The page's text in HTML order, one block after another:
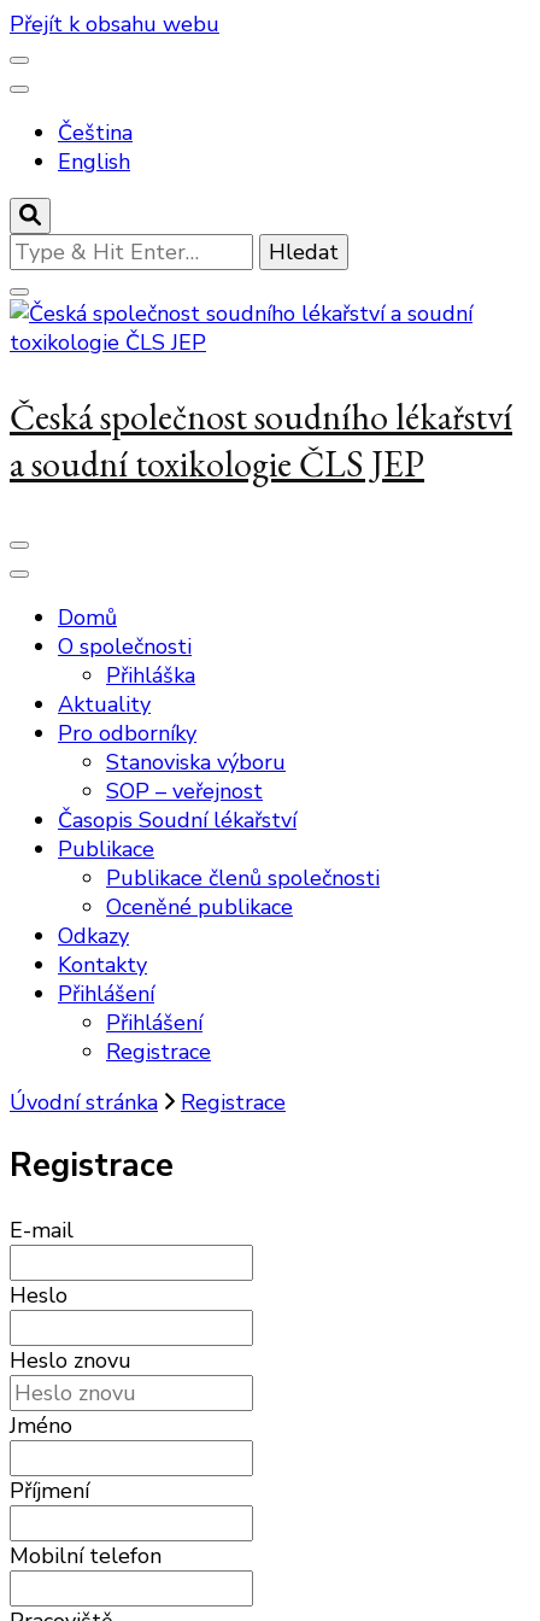
Přejít k obsahu webu
Čeština
English
Hledáte
něco
?
Česká společnost soudního lékařství
a soudní toxikologie ČLS JEP
Domů
O společnosti
Přihláška
Aktuality
Pro odborníky
Stanoviska výboru
SOP – veřejnost
Časopis Soudní lékařství
Publikace
Publikace členů společnosti
Oceněné publikace
Odkazy
Kontakty
Přihlášení
Přihlášení
Registrace
Úvodní stránka
Registrace
Registrace
E-mail
Heslo
Heslo znovu
Jméno
Příjmení
Mobilní telefon